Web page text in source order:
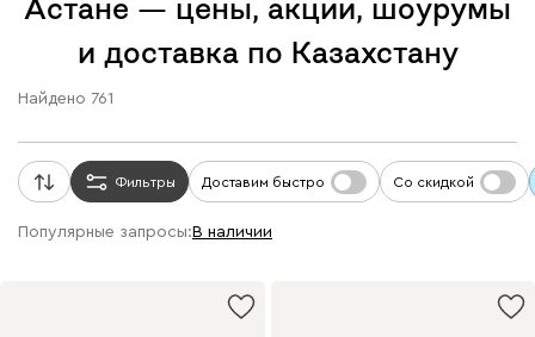
Астане — цены, акции, шоурумы
и доставка по Казахстану
Найдено 761
Фильтры Доставим быстро Со скидкой
Популярные запросы: В наличии